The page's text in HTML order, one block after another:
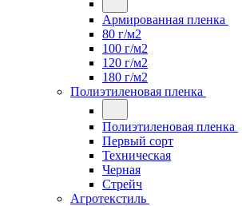
Армированная пленка
80 г/м2
100 г/м2
120 г/м2
180 г/м2
Полиэтиленовая пленка
Полиэтиленовая пленка
Первый сорт
Техническая
Черная
Стрейч
Агротекстиль